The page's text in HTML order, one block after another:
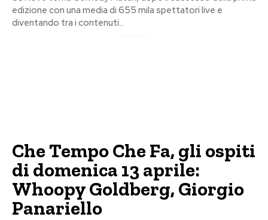
edizione con una media di 655 mila spettatori live e
diventando tra i contenuti...
Che Tempo Che Fa, gli ospiti
di domenica 13 aprile:
Whoopy Goldberg, Giorgio
Panariello